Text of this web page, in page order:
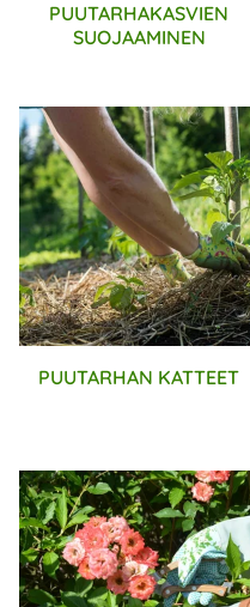
PUUTARHAKASVIEN
SUOJAAMINEN
PUUTARHAN KATTEET